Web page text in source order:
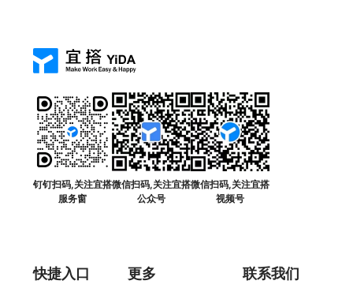
钉钉扫码,关注宜搭
服务窗
微信扫码,关注宜搭
公众号
微信扫码,关注宜搭
视频号
快捷入口 更多 联系我们